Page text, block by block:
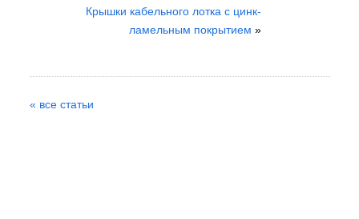
Крышки кабельного лотка с цинк-
ламельным покрытием »
« все статьи